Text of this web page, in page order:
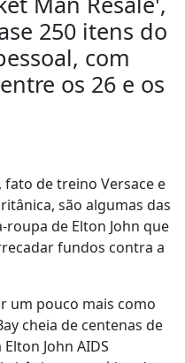
250 itens do
com
os 26 e os
fato de treino Versace e
são algumas das
de Elton John que
fundos contra a
um pouco mais como
cheia de centenas de
John AIDS